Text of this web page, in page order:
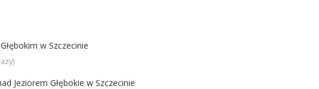
w Szczecinie
Jeziorem Głębokie w Szczecinie